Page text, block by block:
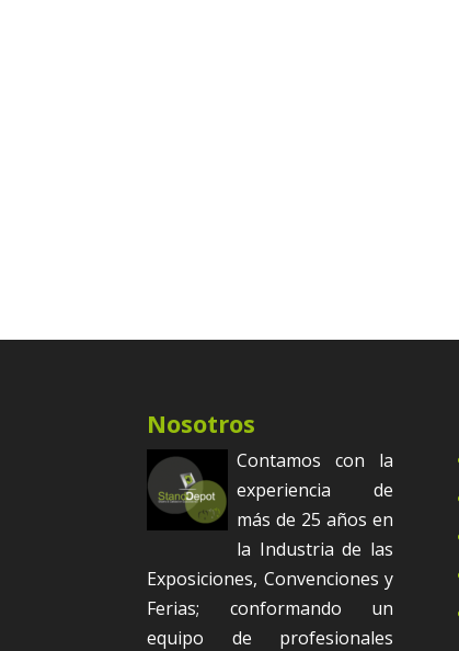
Nosotros
Contamos con la
experiencia de
más de 25 años en
la Industria de las
Exposiciones, Convenciones y
Ferias; conformando un
equipo de profesionales